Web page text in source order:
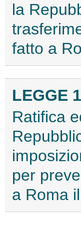
la
fatto a
LEGGE
Ratifica
per
a Roma